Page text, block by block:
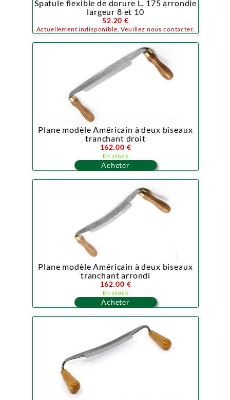
Spatule flexible de dorure L. 175 arrondie
largeur 8 et 10
52.20 €
Actuellement indisponible. Veuillez nous contacter.
Plane modèle Américain à deux biseaux
tranchant droit
162.00 €
En stock
Acheter
Plane modèle Américain à deux biseaux
tranchant arrondi
162.00 €
En stock
Acheter